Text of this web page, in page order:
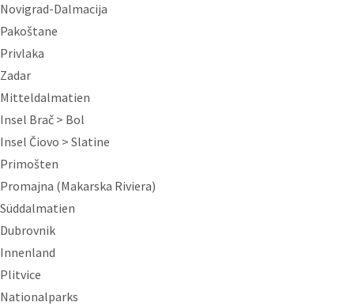
Novigrad-Dalmacija
Pakoštane
Privlaka
Zadar
Mitteldalmatien
Insel Brač > Bol
Insel Čiovo > Slatine
Primošten
Promajna (Makarska Riviera)
Süddalmatien
Dubrovnik
Innenland
Plitvice
Nationalparks